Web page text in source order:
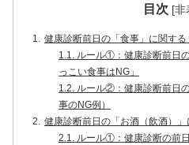
目次 [非
1. 健康診断前日の「食事」に関す
1.1. ルール①：健康診断前日
っこい食事はNG」
1.2. ルール②：健康診断前日
事のNG例）
2. 健康診断前日の「お酒（飲酒）
2.1. ルール①：健康診断の前